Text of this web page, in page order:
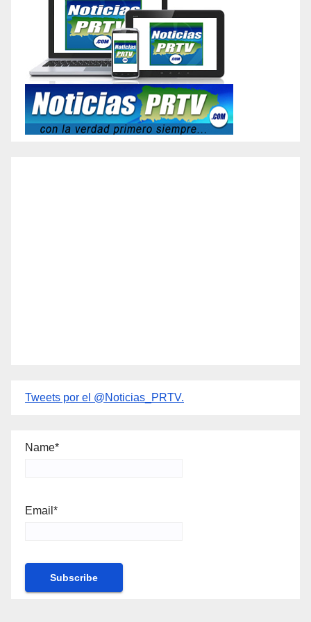
Tweets por el @Noticias_PRTV.
Name*
Email*